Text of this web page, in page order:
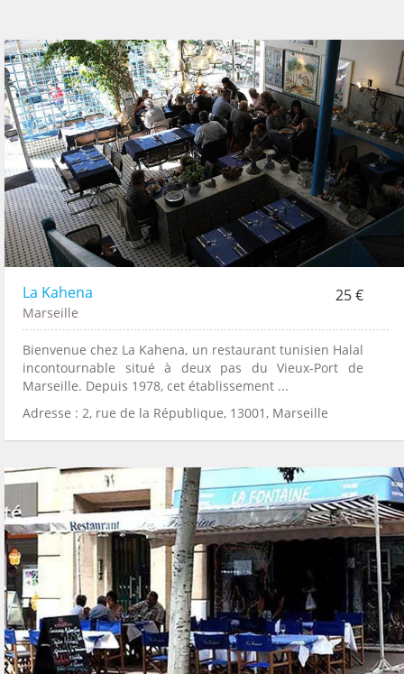
La Kahena 25 €
Marseille
Bienvenue chez La Kahena, un restaurant tunisien Halal
incontournable situé à deux pas du Vieux-Port de
Marseille. Depuis 1978, cet établissement ...
Adresse : 2, rue de la République, 13001, Marseille